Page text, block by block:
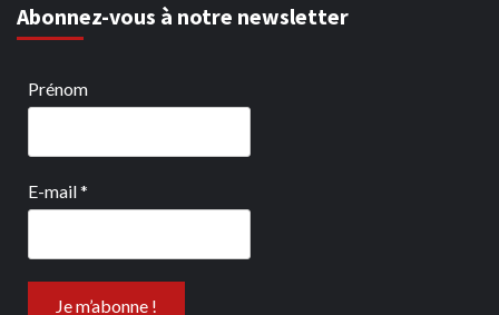
Abonnez-vous à notre newsletter
Prénom
E-mail*